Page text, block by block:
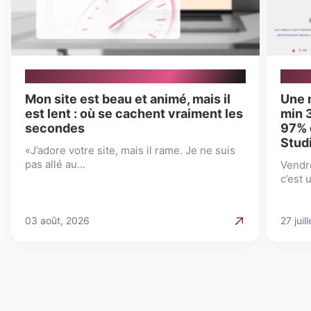
Mon site est beau et animé, mais il
est lent : où se cachent vraiment les
secondes
«J’adore votre site, mais il rame. Je ne suis
pas allé au...
03 août, 2026
Une
min
97%
c’est
27